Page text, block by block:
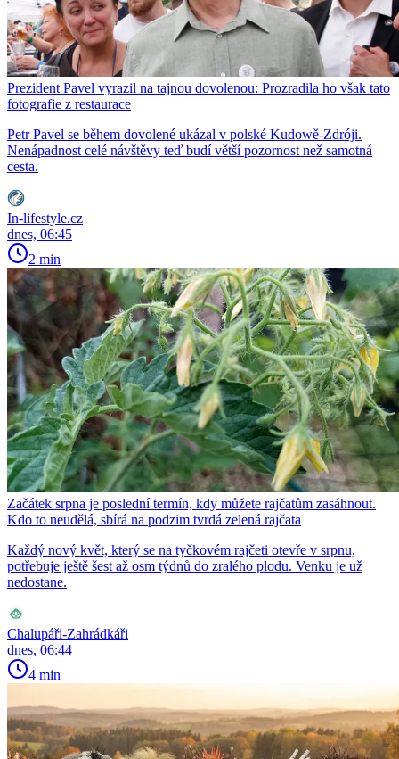
Prezident Pavel vyrazil na tajnou dovolenou: Prozradila ho však tato
fotografie z restaurace
Petr Pavel se během dovolené ukázal v polské Kudowě-Zdróji.
Nenápadnost celé návštěvy teď budí větší pozornost než samotná
cesta.
In-lifestyle.cz
dnes, 06:45
2 min
Začátek srpna je poslední termín, kdy můžete rajčatům zasáhnout.
Kdo to neudělá, sbírá na podzim tvrdá zelená rajčata
Každý nový květ, který se na tyčkovém rajčeti otevře v srpnu,
potřebuje ještě šest až osm týdnů do zralého plodu. Venku je už
nedostane.
Chalupáři-Zahrádkáři
dnes, 06:44
4 min